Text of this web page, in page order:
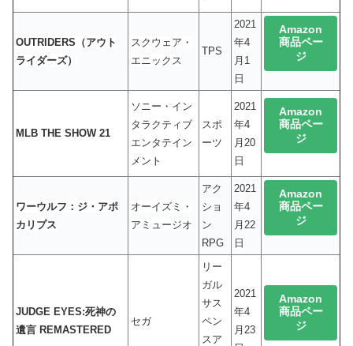
OUTRIDERS（アウト
ライダーズ）
スクウェア・
エニックス
TPS
2021
年4
月1
日
Amazon
商品ペー
ジ
MLB THE SHOW 21
ソニー・イン
タラクティブ
エンタテイン
メント
スポ
ーツ
2021
年4
月20
日
Amazon
商品ペー
ジ
ワーウルフ：ジ・アポ
カリプス
オーイズミ・
アミュージオ
アク
ショ
ン
RPG
2021
年4
月22
日
Amazon
商品ペー
ジ
JUDGE EYES:死神の
遺言 REMASTERED
セガ
リー
ガル
サス
ペン
スア
2021
年4
月23
Amazon
商品ペー
ジ